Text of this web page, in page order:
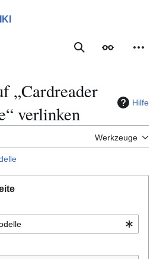
Suche
„Cardreader
verlinken
Hilfe
Werkzeuge